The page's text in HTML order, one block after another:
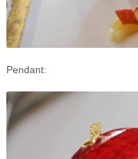
Pendant: